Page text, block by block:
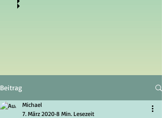
Beitrag
Michael
7. März 2020 8 Min. Lesezeit